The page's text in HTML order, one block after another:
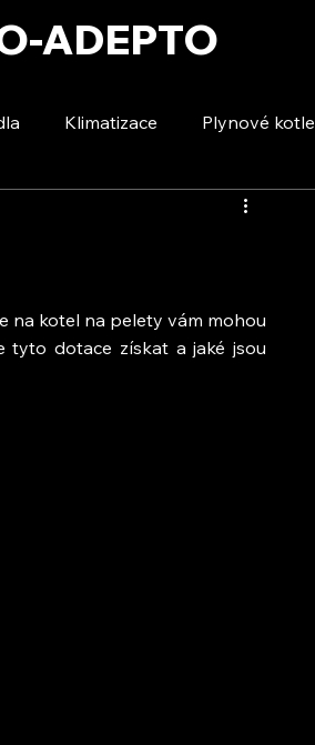
ADEPTO
Klimatizace Plynové kotle
Voda a úspory
na kotel na pelety vám mohou
tyto dotace získat a jaké jsou